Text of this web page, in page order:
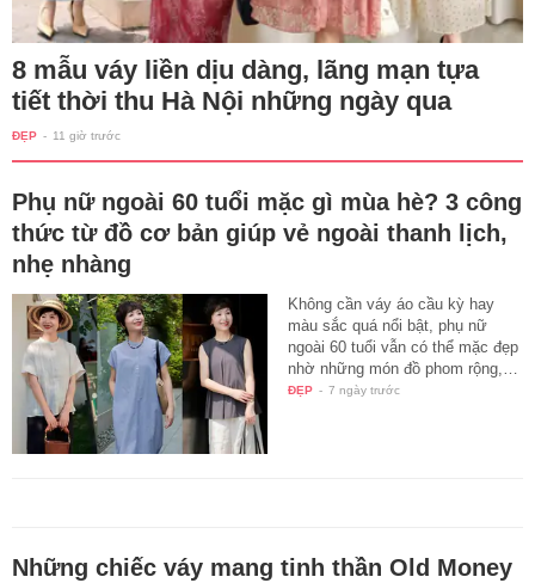
8 mẫu váy liền dịu dàng, lãng mạn tựa
tiết thời thu Hà Nội những ngày qua
ĐẸP - 11 giờ trước
Phụ nữ ngoài 60 tuổi mặc gì mùa hè? 3 công
thức từ đồ cơ bản giúp vẻ ngoài thanh lịch,
nhẹ nhàng
Không cần váy áo cầu kỳ hay
màu sắc quá nổi bật, phụ nữ
ngoài 60 tuổi vẫn có thể mặc đẹp
nhờ những món đồ phom rộng,…
ĐẸP - 7 ngày trước
Những chiếc váy mang tinh thần Old Money